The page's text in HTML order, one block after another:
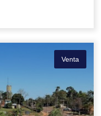
Venta